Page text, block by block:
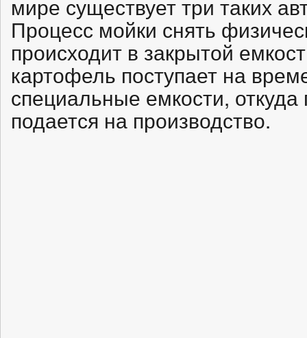
мире существует три таких
Процесс мойки снять
происходит в закрытой
картофель поступает на
специальные емкости,
подается на производство.